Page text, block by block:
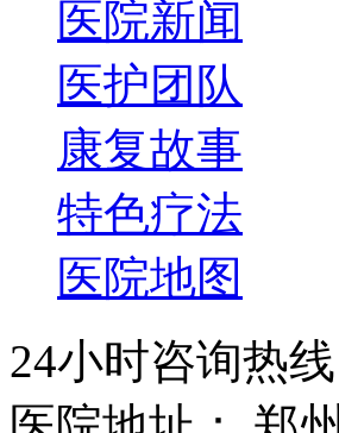
医院新闻
医护团队
康复故事
特色疗法
医院地图
24小时咨询热